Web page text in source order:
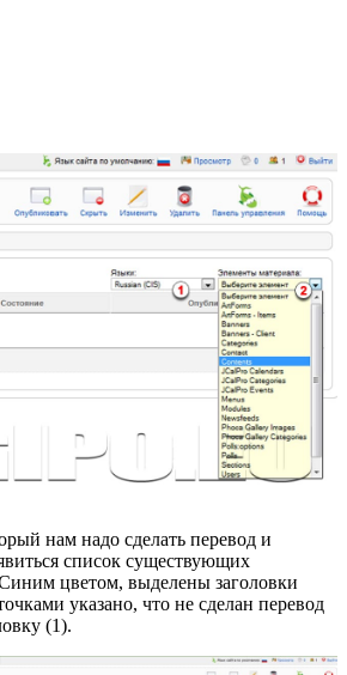
нам надо сделать перевод и
список существующих
цветом, выделены заголовки
указано, что не сделан перевод
(1).